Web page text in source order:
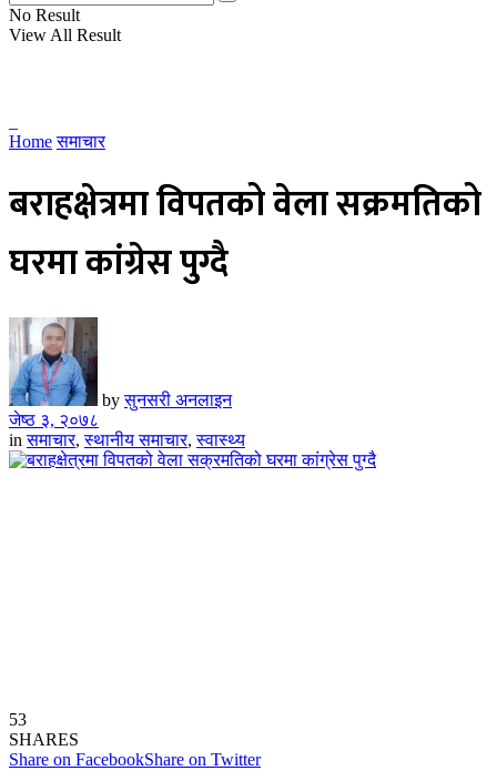
No Result
View All Result
Home समाचार
बराहक्षेत्रमा विपतको वेला सक्रमतिको
घरमा कांग्रेस पुग्दै
by सुनसरी अनलाइन
जेष्ठ ३, २०७८
in समाचार,स्थानीय समाचार,स्वास्थ्य
53
SHARES
Share on FacebookShare on Twitter